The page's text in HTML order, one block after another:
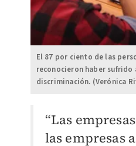
El 87 por ciento de las
reconocieron haber sufrido
discriminación. (Verónica
“Las
las empresas